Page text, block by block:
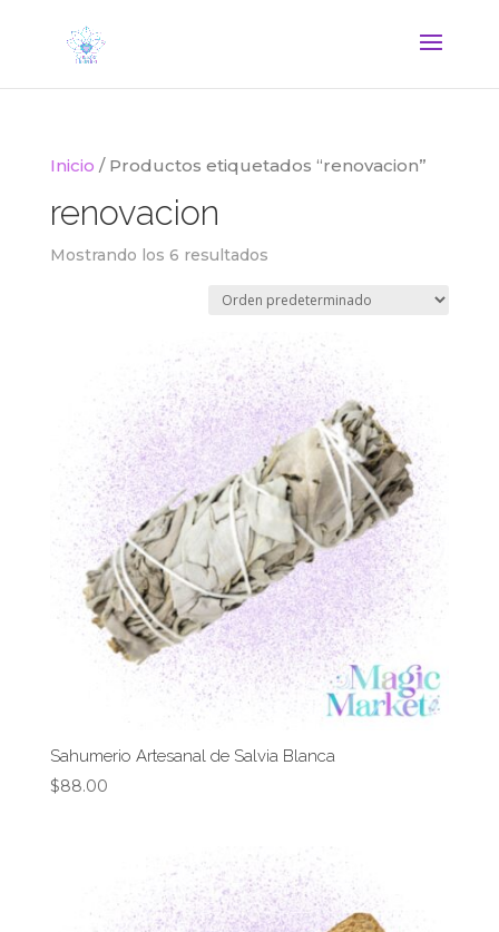
Inicio / Productos etiquetados “renovacion”
renovacion
Mostrando los 6 resultados
Sahumerio Artesanal de Salvia Blanca
$88.00